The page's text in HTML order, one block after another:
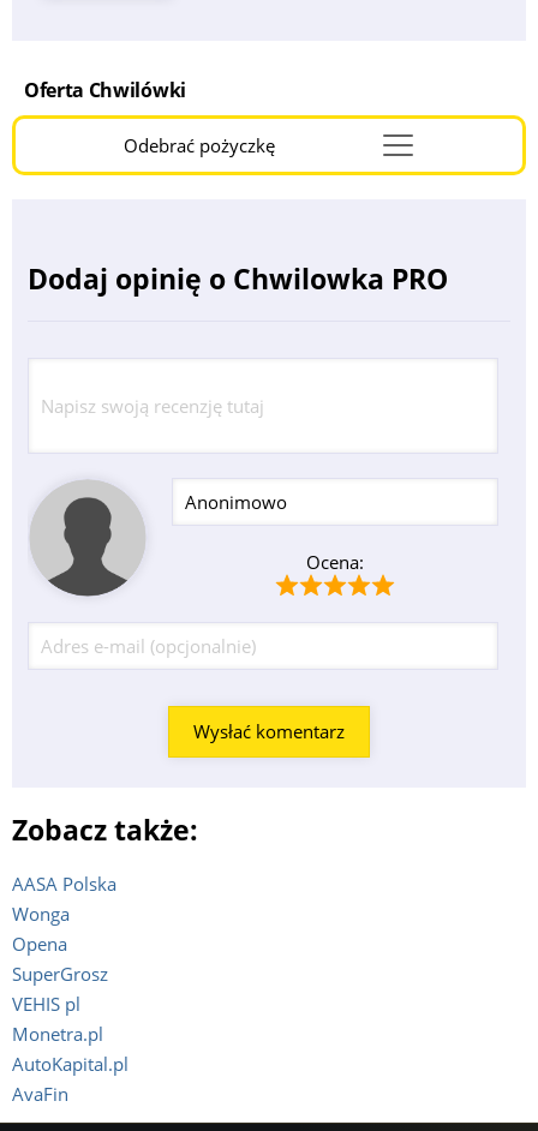
Oferta Chwilówki
Odebrać pożyczkęMenu
Burger
Dodaj opinię o Chwilowka PRO
Ocena:
Zobacz także:
AASA Polska
Wonga
Opena
SuperGrosz
VEHIS pl
Monetra.pl
AutoKapital.pl
AvaFin